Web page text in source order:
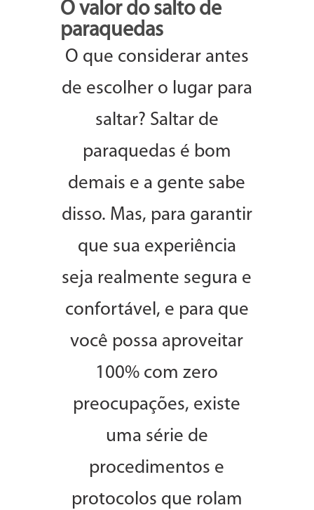
O valor do salto de
paraquedas
O que considerar antes
de escolher o lugar para
saltar? Saltar de
paraquedas é bom
demais e a gente sabe
disso. Mas, para garantir
que sua experiência
seja realmente segura e
confortável, e para que
você possa aproveitar
100% com zero
preocupações, existe
uma série de
procedimentos e
protocolos que rolam